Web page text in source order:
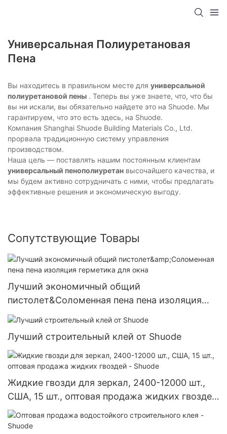
Универсальная Полиуретановая
Пена
Вы находитесь в правильном месте для универсальной
полиуретановой пены . Теперь вы уже знаете, что, что бы
вы ни искали, вы обязательно найдете это на Shuode. Мы
гарантируем, что это есть здесь, на Shuode.
Компания Shanghai Shuode Building Materials Co., Ltd.
прорвала традиционную систему управления
производством.
Наша цель — поставлять нашим постоянным клиентам
универсальный пенополиуретан высочайшего качества, и
мы будем активно сотрудничать с ними, чтобы предлагать
эффективные решения и экономическую выгоду.
Сопутствующие Товары
Лучший экономичный общий
пистолет&Соломенная пена пена изоляция
герметика для окна
Лучший строительный клей от Shuode
Жидкие гвозди для зеркал, 2400-12000 шт.,
США, 15 шт., оптовая продажа жидких гвоздей
- Shuode